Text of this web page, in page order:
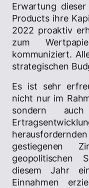
Erwartung
Products ihre
2022 proaktiv
zum
kommuniziert.
strategischen
Es ist sehr
nicht nur im
sondern auch
gestiegenen
geopolitischen
diesem Jahr
Einnahmen